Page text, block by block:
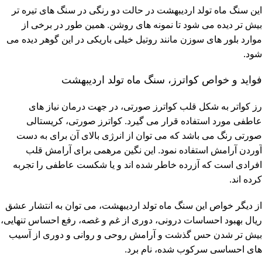
این سنگ ماه تولد اردیبهشت در حالت دو رنگی در سنگ های تیره تر
بیش تر دیده می شود تا نمونه های روشن. همین طور در برخی از
موارد بلور های سوزن مانند روتیل خیلی باریکی در این گوهر دیده می
شود.
فواید و خواص کواترز، سنگ ماه تولد اردیبهشت
رز کواتر به شکل قلب کواترز صورتی، در جهت درمان نیاز های
عاطفی مورد استفاده قرار می گیرد. کواترز صورتی، کریستالی
صورتی رنگ می باشد که می توان از انرژی بالای آن برای به دست
آوردن آرامش استفاده نمود. این نگین مرهمی برای آرامش قلب
افرادی است که آزرده خاطر شده اند و یا شکست عاطفی را تجربه
کرده اند.
از دیگر خواص این سنگ ماه تولد اردیبهشت، می توان به انتشار عشق
ريال بهبود احساسات درونی، دوری از غم و غصه، رفع احساس تنهایی،
بیش تر شدن حس گذشت و آرامش روحی و روانی و دوری از آسیب
های احساسی سرکوب شده، نام برد.